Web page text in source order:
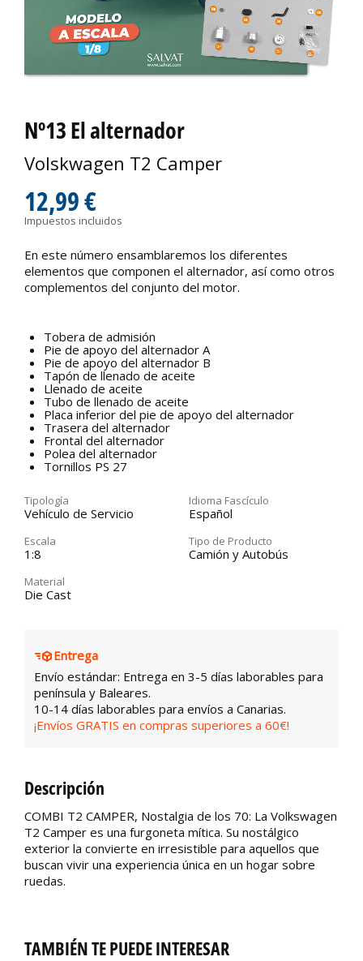
Nº13 El alternador
Volskwagen T2 Camper
12,99 €
Impuestos incluidos
En este número ensamblaremos los diferentes
elementos que componen el alternador, así como otros
complementos del conjunto del motor.
Tobera de admisión
Pie de apoyo del alternador A
Pie de apoyo del alternador B
Tapón de llenado de aceite
Llenado de aceite
Tubo de llenado de aceite
Placa inferior del pie de apoyo del alternador
Trasera del alternador
Frontal del alternador
Polea del alternador
Tornillos PS 27
Tipología
Vehículo de Servicio
Idioma Fascículo
Español
Escala
1:8
Tipo de Producto
Camión y Autobús
Material
Die Cast
Entrega
Envío estándar: Entrega en 3-5 días laborables para
península y Baleares.
10-14 días laborables para envíos a Canarias.
¡Envíos GRATIS en compras superiores a 60€!
Descripción
COMBI T2 CAMPER, Nostalgia de los 70: La Volkswagen
T2 Camper es una furgoneta mítica. Su nostálgico
exterior la convierte en irresistible para aquellos que
buscan vivir una experiencia única en un hogar sobre
ruedas.
TAMBIÉN TE PUEDE INTERESAR